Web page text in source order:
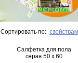
Сортировать по: свойствам
Салфетка для пола
серая 50 х 60